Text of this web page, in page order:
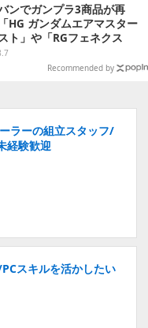
ンでガンプラ3商品が再
HG ガンダムエアマスター
ト」や「RGフェネクス
ティブVer.）」も
Recommended by
ラーの組立スタッフ/
経験歓迎
スキルを活かしたい